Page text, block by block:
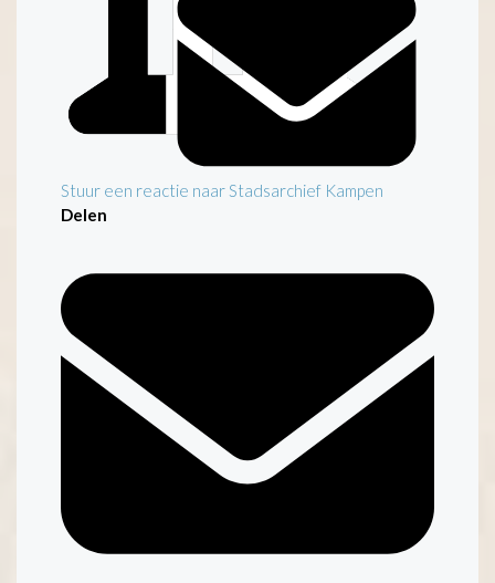
Stuur een reactie naar Stadsarchief Kampen
Delen